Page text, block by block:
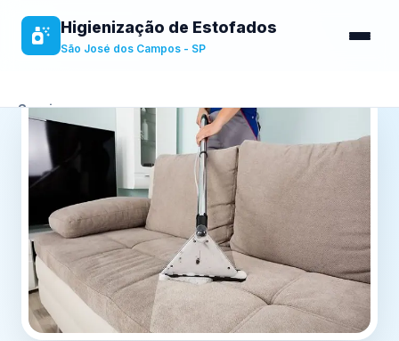
Higienização de Estofados
São José dos Campos - SP
Serviços
Sobre
Benefícios
Contato